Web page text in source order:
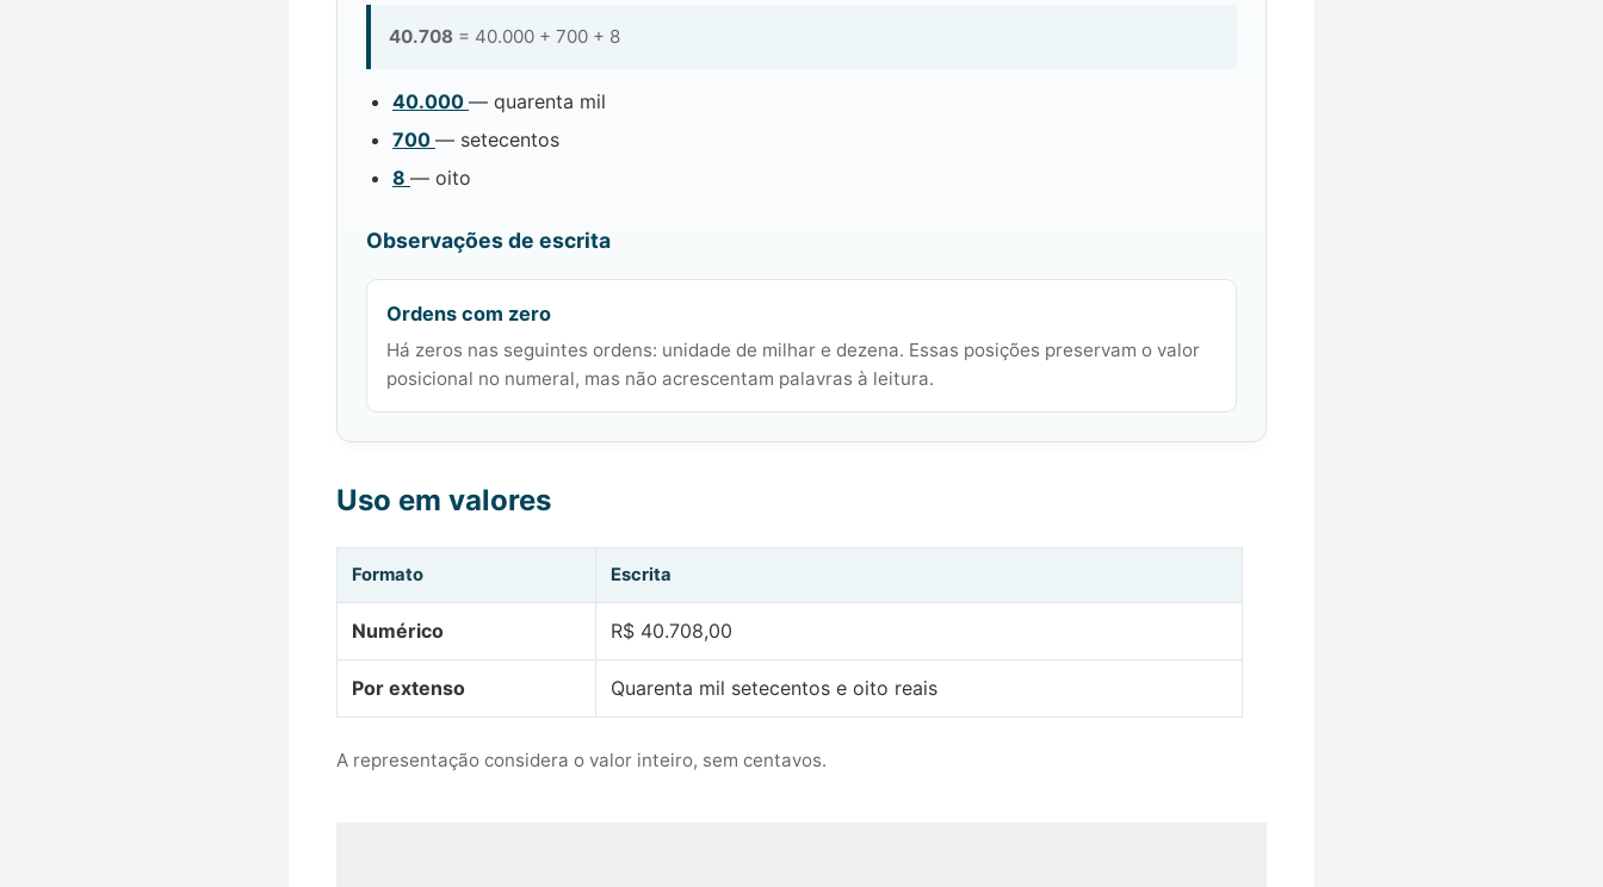
40.708 = 40.000 + 700 + 8
40.000 — quarenta mil
700 — setecentos
8 — oito
Observações de escrita
Ordens com zero
Há zeros nas seguintes ordens: unidade de milhar e dezena. Essas posições preservam o valor
posicional no numeral, mas não acrescentam palavras à leitura.
Uso em valores
Formato Escrita
Numérico R$ 40.708,00
Por extenso Quarenta mil setecentos e oito reais
A representação considera o valor inteiro, sem centavos.